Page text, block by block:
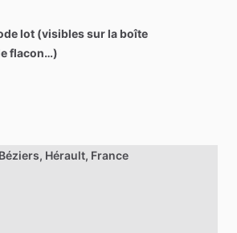
lot (visibles sur la boîte
flacon…)